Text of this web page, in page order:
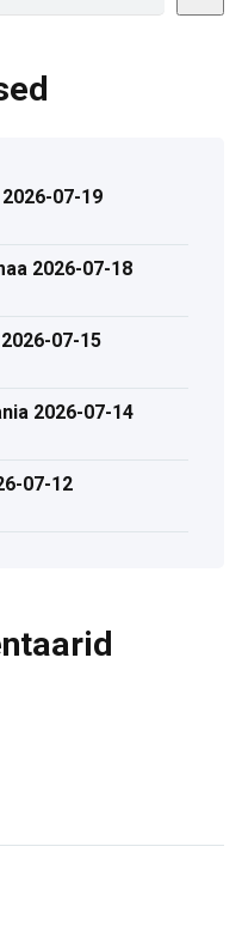
07-19
2026-07-18
07-15
2026-07-14
07-12